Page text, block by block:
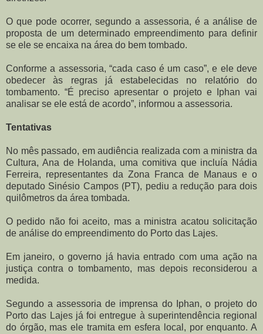
O que pode ocorrer, segundo a assessoria, é a análise de
proposta de um determinado empreendimento para definir
se ele se encaixa na área do bem tombado.
Conforme a assessoria, “cada caso é um caso”, e ele deve
obedecer às regras já estabelecidas no relatório do
tombamento. “É preciso apresentar o projeto e Iphan vai
analisar se ele está de acordo”, informou a assessoria.
Tentativas
No mês passado, em audiência realizada com a ministra da
Cultura, Ana de Holanda, uma comitiva que incluía Nádia
Ferreira, representantes da Zona Franca de Manaus e o
deputado Sinésio Campos (PT), pediu a redução para dois
quilômetros da área tombada.
O pedido não foi aceito, mas a ministra acatou solicitação
de análise do empreendimento do Porto das Lajes.
Em janeiro, o governo já havia entrado com uma ação na
justiça contra o tombamento, mas depois reconsiderou a
medida.
Segundo a assessoria de imprensa do Iphan, o projeto do
Porto das Lajes já foi entregue à superintendência regional
do órgão, mas ele tramita em esfera local, por enquanto. A